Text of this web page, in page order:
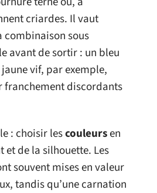
criardes. Il vaut
combinaison sous
avant de sortir : un bleu
vif, par exemple,
franchement discordants
: choisir lescouleursen
de la silhouette. Les
souvent mises en valeur
tandis qu’une carnation